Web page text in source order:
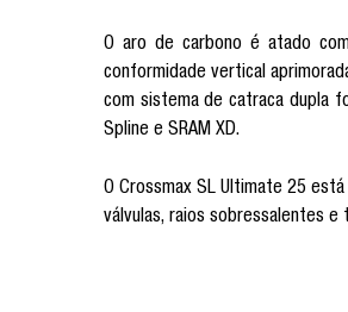
O aro de carbono é atado
conformidade vertical
com sistema de catraca dupla
Spline e SRAM XD.
O Crossmax SL Ultimate 25
válvulas, raios sobressalentes e